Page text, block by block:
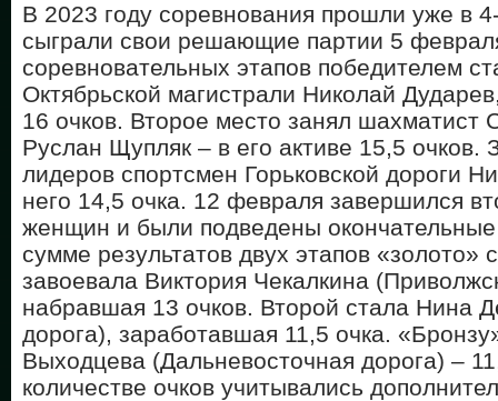
В 2023 году соревнования прошли уже в
сыграли свои решающие партии 5
соревновательных этапов победителем
Октябрьской магистрали Николай
16 очков. Второе место занял шахматист
Руслан Щупляк – в его активе 15,5 очков.
лидеров спортсмен Горьковской дороги
него 14,5 очка. 12 февраля завершился
женщин и были подведены
сумме результатов двух этапов
завоевала Виктория Чекалкина
набравшая 13 очков. Второй стала Нина
дорога), заработавшая 11,5 очка.
Выходцева (Дальневосточная дорога) –
количестве очков учитывались